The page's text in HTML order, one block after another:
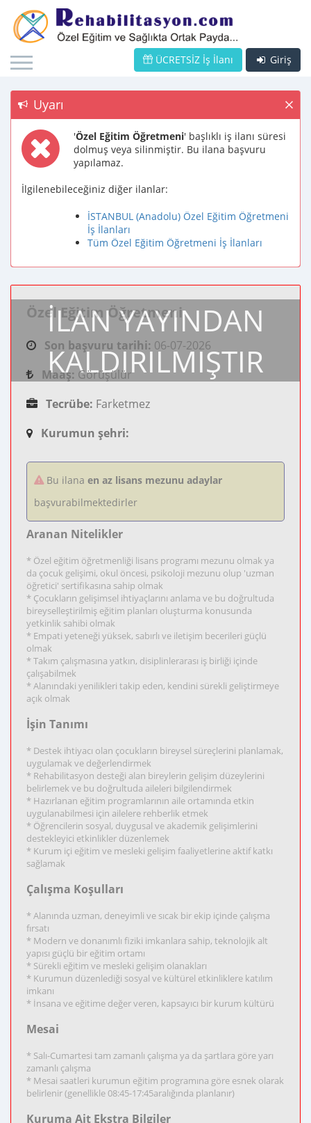
Giriş
ÜCRETSİZ İş İlanı
Uyarı
'Özel Eğitim Öğretmeni' başlıklı iş ilanı süresi
dolmuş veya silinmiştir. Bu ilana başvuru
yapılamaz.
İlgilenebileceğiniz diğer ilanlar:
İSTANBUL (Anadolu) Özel Eğitim Öğretmeni
İş İlanları
Tüm Özel Eğitim Öğretmeni İş İlanları
İLAN YAYINDAN
KALDIRILMIŞTIR
Özel Eğitim Öğretmeni
Son başvuru tarihi: 06-07-2026
Maaş: Görüşülür
Tecrübe: Farketmez
Kurumun şehri:
Bu ilana en az lisans mezunu adaylar
başvurabilmektedirler
Aranan Nitelikler
* Özel eğitim öğretmenliği lisans programı mezunu olmak ya
da çocuk gelişimi, okul öncesi, psikoloji mezunu olup 'uzman
öğretici' sertifikasına sahip olmak
* Çocukların gelişimsel ihtiyaçlarını anlama ve bu doğrultuda
bireyselleştirilmiş eğitim planları oluşturma konusunda
yetkinlik sahibi olmak
* Empati yeteneği yüksek, sabırlı ve iletişim becerileri güçlü
olmak
* Takım çalışmasına yatkın, disiplinlerarası iş birliği içinde
çalışabilmek
* Alanındaki yenilikleri takip eden, kendini sürekli geliştirmeye
açık olmak
İşin Tanımı
* Destek ihtiyacı olan çocukların bireysel süreçlerini planlamak,
uygulamak ve değerlendirmek
* Rehabilitasyon desteği alan bireylerin gelişim düzeylerini
belirlemek ve bu doğrultuda aileleri bilgilendirmek
* Hazırlanan eğitim programlarının aile ortamında etkin
uygulanabilmesi için ailelere rehberlik etmek
* Öğrencilerin sosyal, duygusal ve akademik gelişimlerini
destekleyici etkinlikler düzenlemek
* Kurum içi eğitim ve mesleki gelişim faaliyetlerine aktif katkı
sağlamak
Çalışma Koşulları
* Alanında uzman, deneyimli ve sıcak bir ekip içinde çalışma
fırsatı
* Modern ve donanımlı fiziki imkanlara sahip, teknolojik alt
yapısı güçlü bir eğitim ortamı
* Sürekli eğitim ve mesleki gelişim olanakları
* Kurumun düzenlediği sosyal ve kültürel etkinliklere katılım
imkanı
* İnsana ve eğitime değer veren, kapsayıcı bir kurum kültürü
Mesai
* Salı-Cumartesi tam zamanlı çalışma ya da şartlara göre yarı
zamanlı çalışma
* Mesai saatleri kurumun eğitim programına göre esnek olarak
belirlenir (genellikle 08:45-17:45aralığında planlanır)
Kuruma Ait Ekstra Bilgiler